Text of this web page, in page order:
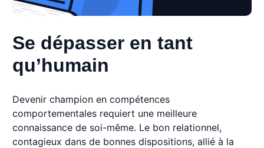
Se dépasser en tant
qu’humain
Devenir champion en compétences
comportementales requiert une meilleure
connaissance de soi-même. Le bon relationnel,
contagieux dans de bonnes dispositions, allié à la